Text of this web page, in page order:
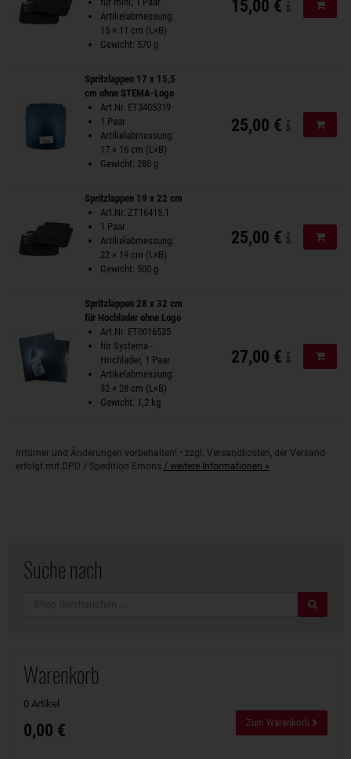
Artikelabmessung:
15 × 11 cm (L×B)
Gewicht: 570 g
15,00 €
Spritzlappen 17 x 15,5
cm ohne STEMA-Logo
Art.Nr. ET3405319
1 Paar
Artikelabmessung:
17 × 16 cm (L×B)
Gewicht: 280 g
25,00 €
Spritzlappen 19 x 22 cm
Art.Nr. ZT16415.1
1 Paar
Artikelabmessung:
22 × 19 cm (L×B)
Gewicht: 500 g
25,00 €
Spritzlappen 28 x 32 cm
für Hochlader ohne Logo
Art.Nr. ET0016535
für Systema -
Hochlader, 1 Paar
Artikelabmessung:
32 × 28 cm (L×B)
Gewicht: 1,2 kg
27,00 €
Irrtümer und Änderungen vorbehalten! • zzgl. Versandkosten, der Versand
erfolgt mit DPD / Spedition Emons / weitere Informationen »
Suche nach
Warenkorb
0 Artikel
0,00 € Zum Warenkorb